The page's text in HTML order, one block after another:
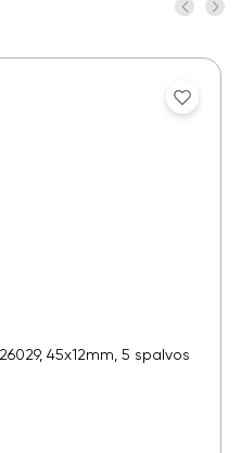
45x12mm, 5 spalvos